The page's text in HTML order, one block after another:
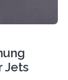
in den…
Jets